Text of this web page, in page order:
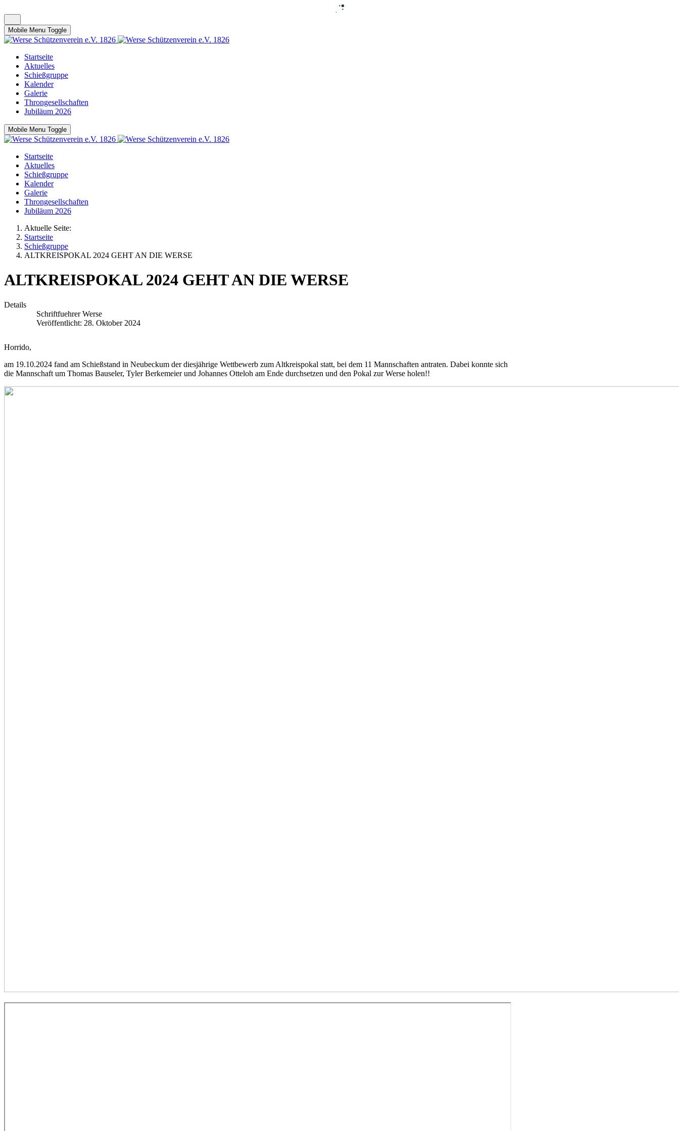
Mobile Menu Toggle
Startseite
Aktuelles
Schießgruppe
Kalender
Galerie
Throngesellschaften
Jubiläum 2026
Mobile Menu Toggle
Startseite
Aktuelles
Schießgruppe
Kalender
Galerie
Throngesellschaften
Jubiläum 2026
Aktuelle Seite:
Startseite
Schießgruppe
ALTKREISPOKAL 2024 GEHT AN DIE WERSE
ALTKREISPOKAL 2024 GEHT AN DIE WERSE
Details
Schriftfuehrer Werse
Veröffentlicht: 28. Oktober 2024
Horrido,
am 19.10.2024 fand am Schießstand in Neubeckum der diesjährige Wettbewerb zum Altkreispokal statt, bei dem 11 Mannschaften antraten. Dabei konnte sich
die Mannschaft um Thomas Bauseler, Tyler Berkemeier und Johannes Otteloh am Ende durchsetzen und den Pokal zur Werse holen!!